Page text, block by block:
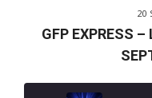
20
GFP EXPRESS